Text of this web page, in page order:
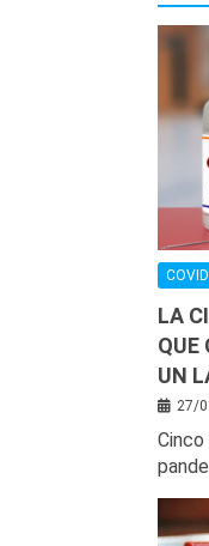
LA
QUE
UN
27/